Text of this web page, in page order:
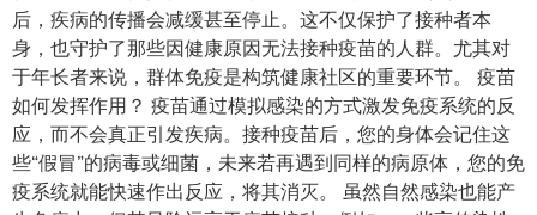
后，疾病的传播会减缓甚至停止。这不仅保护了接种者本
身，也守护了那些因健康原因无法接种疫苗的人群。尤其对
于年长者来说，群体免疫是构筑健康社区的重要环节。 疫苗
如何发挥作用？ 疫苗通过模拟感染的方式激发免疫系统的反
应，而不会真正引发疾病。接种疫苗后，您的身体会记住这
些“假冒”的病毒或细菌，未来若再遇到同样的病原体，您的免
疫系统就能快速作出反应，将其消灭。 虽然自然感染也能产